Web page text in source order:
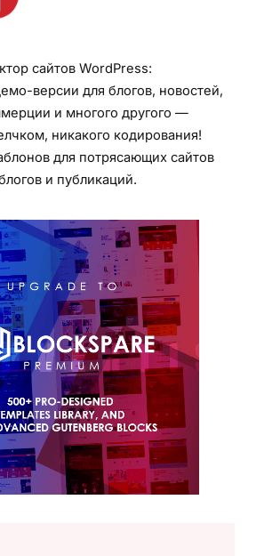
сайтов WordPress:
версии для блогов, новостей,
и многого другого —
никакого кодирования!
для потрясающих сайтов
и публикаций.